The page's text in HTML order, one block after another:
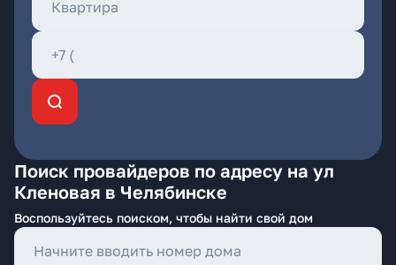
Поиск провайдеров по адресу на ул
Кленовая в Челябинске
Воспользуйтесь поиском, чтобы найти свой дом